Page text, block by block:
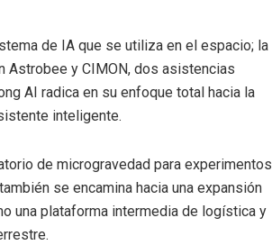
de IA que se utiliza en el espacio; la
Astrobee y CIMON, dos asistencias
AI radica en su enfoque total hacia la
inteligente.
de microgravedad para experimentos
se encamina hacia una expansión
una plataforma intermedia de logística y